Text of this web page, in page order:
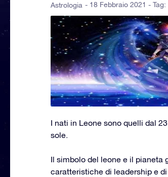
Astrologia - 18 Febbraio 2021 - Tag:
I nati in Leone sono quelli dal
sole.
Il simbolo del leone e il pianeta
caratteristiche di leadership e